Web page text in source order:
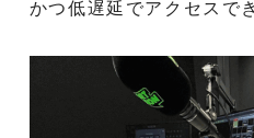
かつ低遅延でアクセスで